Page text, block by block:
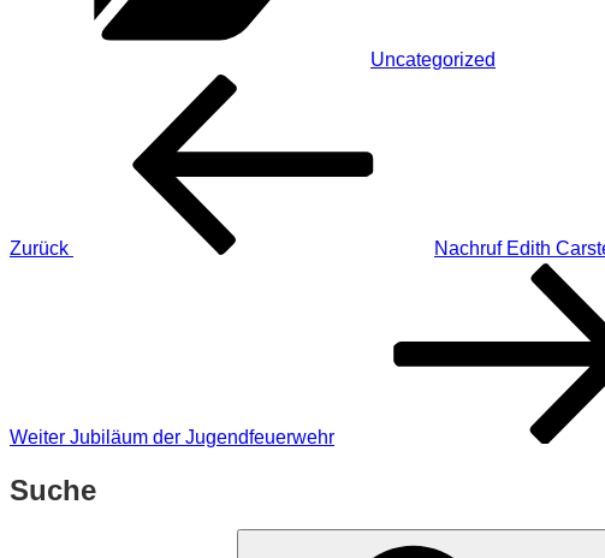
Uncategorized
Beitragsnavigation
Zurück
Nachruf Edith
Weiter Jubiläum der Jugendfeuerwehr
Suche